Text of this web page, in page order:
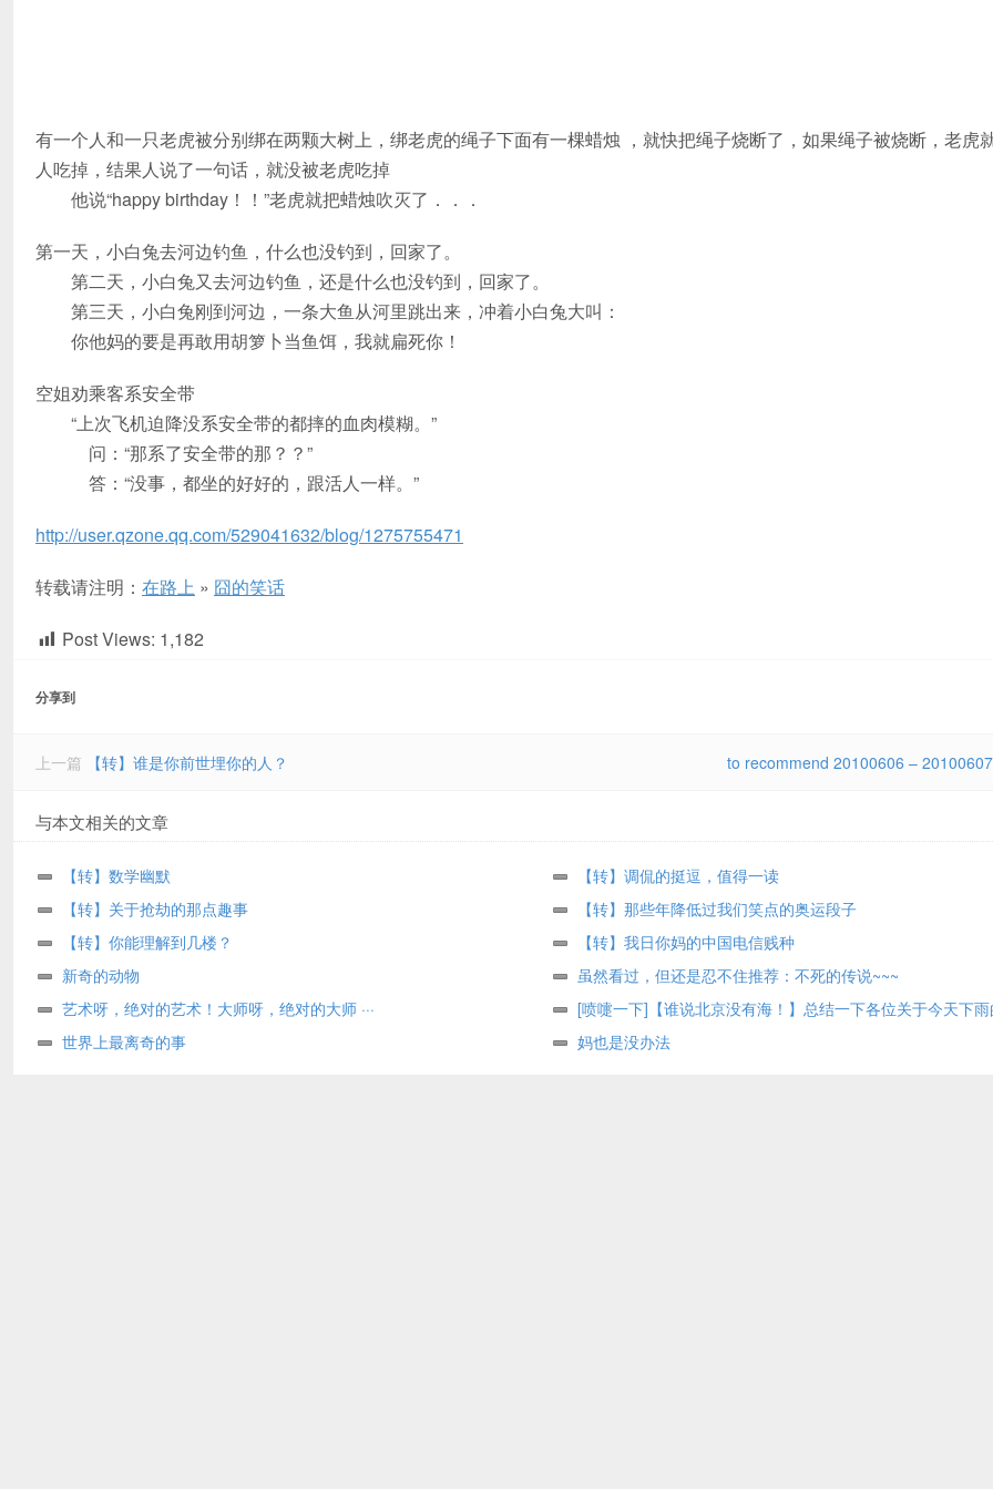
有一个人和一只老虎被分别绑在两颗大树上，绑老虎的绳子下面有一棵蜡烛 ，就快把绳子烧断了，如果绳子被烧断，老虎
人吃掉，结果人说了一句话，就没被老虎吃掉
他说“happy birthday！！”老虎就把蜡烛吹灭了．．．
第一天，小白兔去河边钓鱼，什么也没钓到，回家了。
第二天，小白兔又去河边钓鱼，还是什么也没钓到，回家了。
第三天，小白兔刚到河边，一条大鱼从河里跳出来，冲着小白兔大叫：
你他妈的要是再敢用胡箩卜当鱼饵，我就扁死你！
空姐劝乘客系安全带
“上次飞机迫降没系安全带的都摔的血肉模糊。”
问：“那系了安全带的那？？”
答：“没事，都坐的好好的，跟活人一样。”
http://user.qzone.qq.com/529041632/blog/1275755471
转载请注明： 在路上 » 囧的笑话
Post Views: 1,182
分享到
上一篇 【转】谁是你前世埋你的人？ to recommend 20100606 – 20100607
与本文相关的文章
【转】数学幽默
【转】调侃的挺逗， 值得一读
【转】关于抢劫的那点趣事
【转】那些年降低过我们笑点的奥运段子
【转】你能理解到几楼？
【转】我日你妈的中国电信贱种
新奇的动物
虽然看过，但还是忍不住推荐：不死的传说~~~
艺术呀，绝对的艺术！大师呀，绝对的大师 ···
[喷嚏一下]【谁说北京没有海！】总结一下各位关于今天下
～
世界上最离奇的事 妈也是没办法